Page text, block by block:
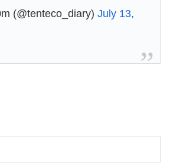
(@tenteco_diary) July 13,